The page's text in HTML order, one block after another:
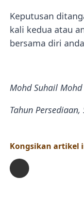
Keputusan
kali kedua atau
bersama diri
Mohd Suhail Mohd
Tahun
Kongsikan artikel